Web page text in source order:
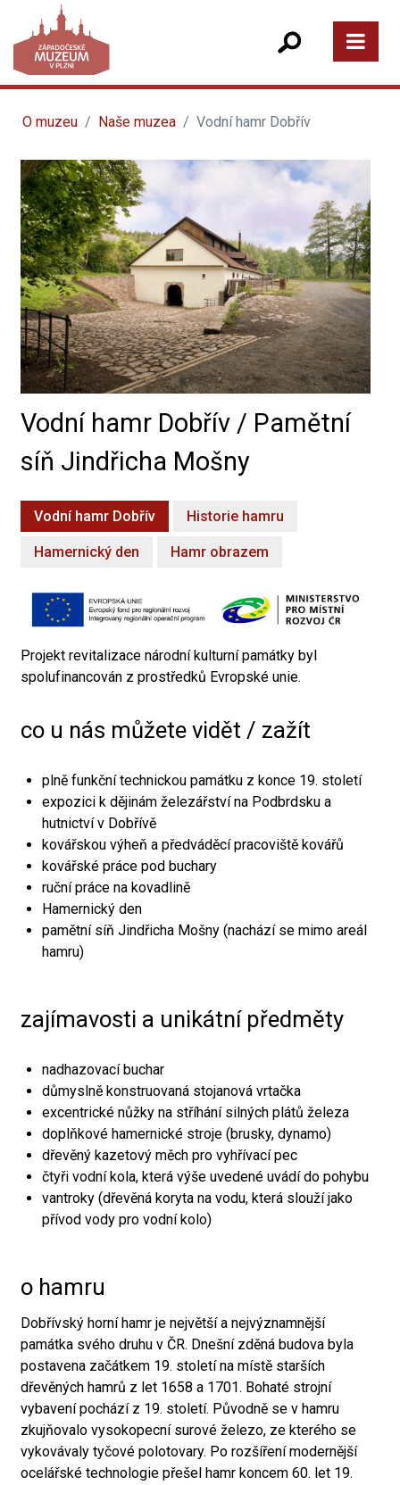
O muzeu Naše muzea Vodní hamr Dobřív
Vodní hamr Dobřív / Pamětní
síň Jindřicha Mošny
Vodní hamr Dobřív Historie hamru
Hamernický den Hamr obrazem
Projekt revitalizace národní kulturní památky byl
spolufinancován z prostředků Evropské unie.
co u nás můžete vidět / zažít
plně funkční technickou památku z konce 19. století
expozici k dějinám železářství na Podbrdsku a
hutnictví v Dobřívě
kovářskou výheň a předváděcí pracoviště kovářů
kovářské práce pod buchary
ruční práce na kovadlině
Hamernický den
pamětní síň Jindřicha Mošny (nachází se mimo areál
hamru)
zajímavosti a unikátní předměty
nadhazovací buchar
důmyslně konstruovaná stojanová vrtačka
excentrické nůžky na stříhání silných plátů železa
doplňkové hamernické stroje (brusky, dynamo)
dřevěný kazetový měch pro vyhřívací pec
čtyři vodní kola, která výše uvedené uvádí do pohybu
vantroky (dřevěná koryta na vodu, která slouží jako
přívod vody pro vodní kolo)
o hamru
Dobřívský horní hamr je největší a nejvýznamnější
památka svého druhu v ČR. Dnešní zděná budova byla
postavena začátkem 19. století na místě starších
dřevěných hamrů z let 1658 a 1701. Bohaté strojní
vybavení pochází z 19. století. Původně se v hamru
zkujňovalo vysokopecní surové železo, ze kterého se
vykovávaly tyčové polotovary. Po rozšíření modernější
ocelářské technologie přešel hamr koncem 60. let 19.